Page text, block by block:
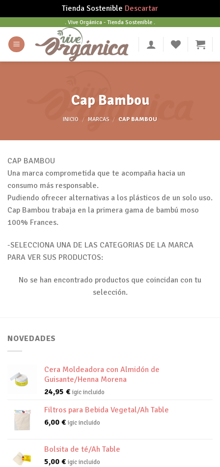
Tienda Sostenible Descartar
content
. Vive Orgánica - Tienda Sostenible .
Cap Bambou
INICIO / MARCAS / CAP BAMBOU
CAP BAMBOU
Una marca comprometida que te acompaña hacia un
consumo más responsable.
Pudiendo ofrecer alternativas a los plásticos de un solo uso.
Cap Bambou trabaja en la primera gama de bambú moso
100% Frances.
-SELECCIONA UNA DE LAS CATEGORIAS DE LA MARCA
PARA VER SUS PRODUCTOS:
No se han encontrado productos que coincidan con tu
selección.
NOVEDADES
Cera Moldeadora con Almidón de
Guisante/Henna Morena
24,95 € igic incluido
Filtros para Bebida Vegetal/Ah Table
6,00 € igic incluido
Bolsita de té/Ah Table
5,00 € igic incluido